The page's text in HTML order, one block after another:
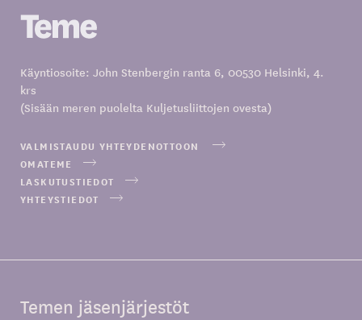
Käyntiosoite: John Stenbergin ranta 6, 00530 Helsinki, 4.
krs
(Sisään meren puolelta Kuljetusliittojen ovesta)
VALMISTAUDU YHTEYDENOTTOON
OMATEME
LASKUTUSTIEDOT
YHTEYSTIEDOT
Temen jäsenjärjestöt